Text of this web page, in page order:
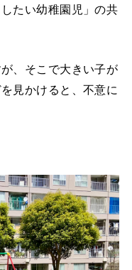
たい幼稚園児」の共
、そこで大きい子が
見かけると、不意に